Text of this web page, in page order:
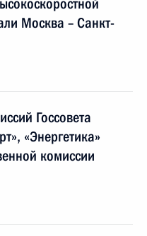
Москва – Санкт-
Госсовета
«Энергетика»
комиссии